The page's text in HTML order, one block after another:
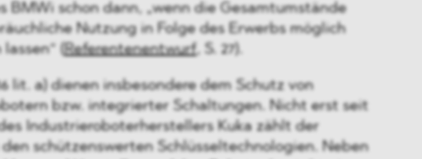
BMWi schon dann, „wenn die Gesamtumstände
Nutzung in Folge des Erwerbs möglich
(
Referentenentwurf, S. 27).
lit. a) dienen insbesondere dem Schutz von
bzw. integrierter Schaltungen. Nicht erst seit
Industrieroboterherstellers Kuka zählt der
schützenswerten Schlüsseltechnologien. Neben